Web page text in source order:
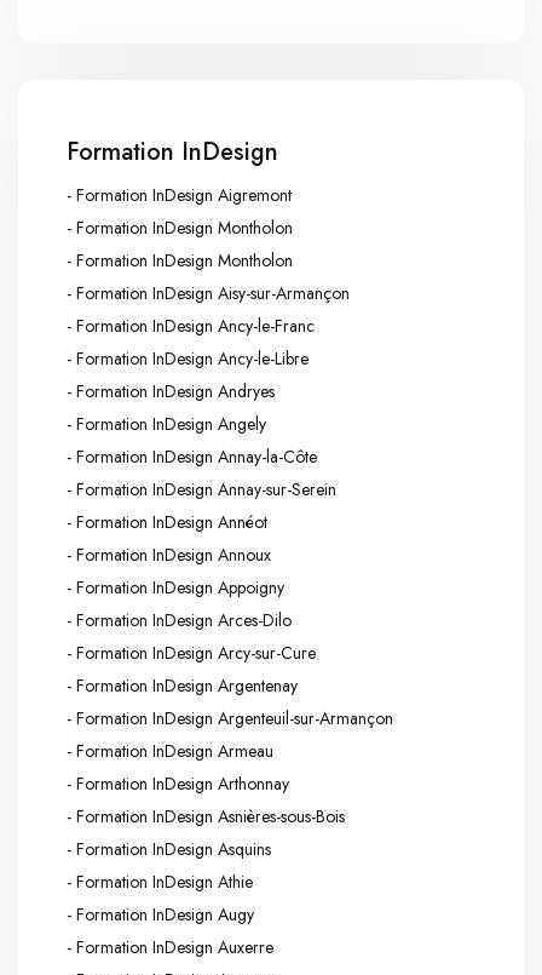
Formation InDesign
- Formation InDesign Aigremont
- Formation InDesign Montholon
- Formation InDesign Montholon
- Formation InDesign Aisy-sur-Armançon
- Formation InDesign Ancy-le-Franc
- Formation InDesign Ancy-le-Libre
- Formation InDesign Andryes
- Formation InDesign Angely
- Formation InDesign Annay-la-Côte
- Formation InDesign Annay-sur-Serein
- Formation InDesign Annéot
- Formation InDesign Annoux
- Formation InDesign Appoigny
- Formation InDesign Arces-Dilo
- Formation InDesign Arcy-sur-Cure
- Formation InDesign Argentenay
- Formation InDesign Argenteuil-sur-Armançon
- Formation InDesign Armeau
- Formation InDesign Arthonnay
- Formation InDesign Asnières-sous-Bois
- Formation InDesign Asquins
- Formation InDesign Athie
- Formation InDesign Augy
- Formation InDesign Auxerre